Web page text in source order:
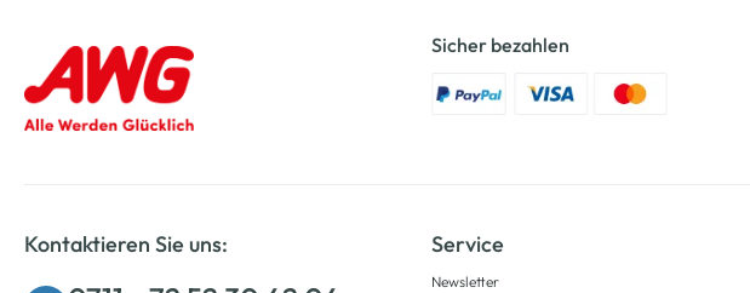
Sicher bezahlen
Kontaktieren Sie uns: Service
Newsletter